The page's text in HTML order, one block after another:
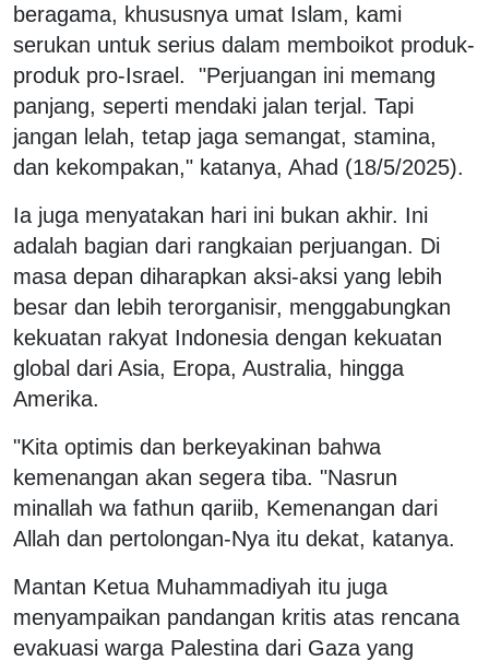
beragama, khususnya umat Islam, kami
serukan untuk serius dalam memboikot produk-
produk pro-Israel. "Perjuangan ini memang
panjang, seperti mendaki jalan terjal. Tapi
jangan lelah, tetap jaga semangat, stamina,
dan kekompakan," katanya, Ahad (18/5/2025).
Ia juga menyatakan hari ini bukan akhir. Ini
adalah bagian dari rangkaian perjuangan. Di
masa depan diharapkan aksi-aksi yang lebih
besar dan lebih terorganisir, menggabungkan
kekuatan rakyat Indonesia dengan kekuatan
global dari Asia, Eropa, Australia, hingga
Amerika.
"Kita optimis dan berkeyakinan bahwa
kemenangan akan segera tiba. "Nasrun
minallah wa fathun qariib, Kemenangan dari
Allah dan pertolongan-Nya itu dekat, katanya.
Mantan Ketua Muhammadiyah itu juga
menyampaikan pandangan kritis atas rencana
evakuasi warga Palestina dari Gaza yang